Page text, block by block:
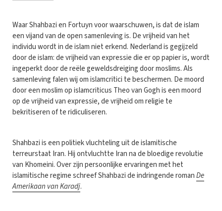
Waar Shahbazi en Fortuyn voor waarschuwen, is dat de islam
een vijand van de open samenleving is. De vrijheid van het
individu wordt in de islam niet erkend. Nederland is gegijzeld
door de islam: de vrijheid van expressie die er op papier is, wordt
ingeperkt door de reële geweldsdreiging door moslims. Als
samenleving falen wij om islamcritici te beschermen. De moord
door een moslim op islamcriticus Theo van Gogh is een moord
op de vrijheid van expressie, de vrijheid om religie te
bekritiseren of te ridiculiseren.
Shahbazi is een politiek vluchteling uit de islamitische
terreurstaat Iran. Hij ontvluchtte Iran na de bloedige revolutie
van Khomeini. Over zijn persoonlijke ervaringen met het
islamitische regime schreef Shahbazi de indringende romanDe
Amerikaan van Karadj.